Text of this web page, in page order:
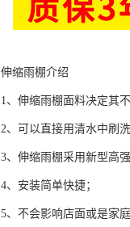
伸缩雨棚介绍
1、伸缩雨棚面料决定其
2、可以直接用清水中刷洗
3、伸缩雨棚采用新型高
4、安装简单快捷；
5、不会影响店面或是家